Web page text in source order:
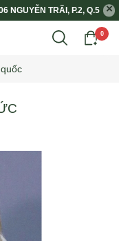
NGUYỄN TRÃI, P.2, Q.5
0